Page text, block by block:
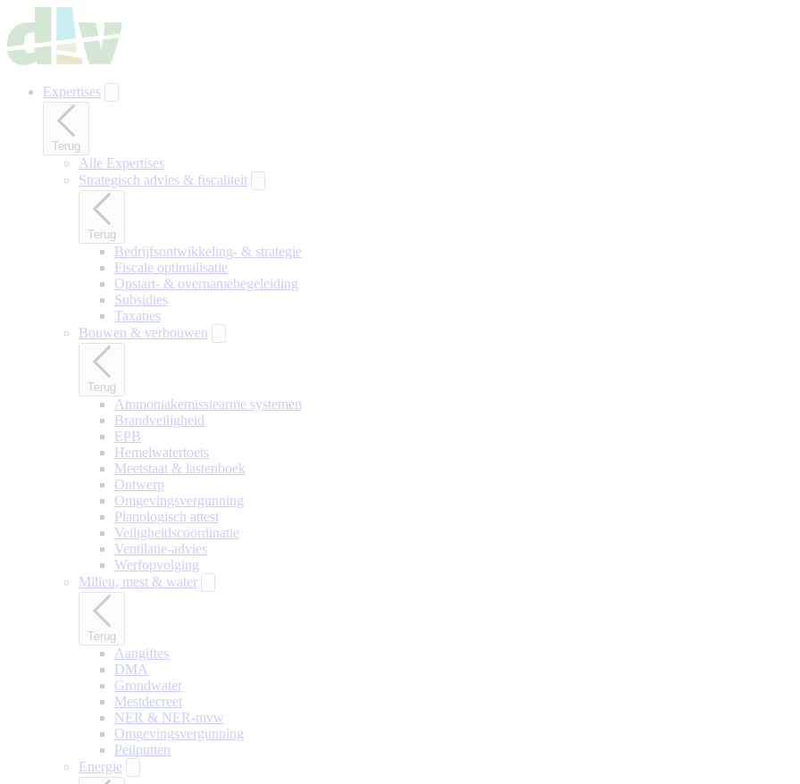
hoofdinhoud
gaan
Expertises
Terug
Alle Expertises
Strategisch advies & fiscaliteit
Terug
Bedrijfsontwikkeling- & strategie
Fiscale optimalisatie
Opstart- & overnamebegeleiding
Subsidies
Taxaties
Bouwen & verbouwen
Terug
Ammoniakemissiearme systemen
Brandveiligheid
EPB
Hemelwatertoets
Meetstaat & lastenboek
Ontwerp
Omgevingsvergunning
Planologisch attest
Veiligheidscoördinatie
Ventilatie-advies
Werfopvolging
Milieu, mest & water
Terug
Aangiftes
DMA
Grondwater
Mestdecreet
NER & NER-mvw
Omgevingsvergunning
Peilputten
Energie